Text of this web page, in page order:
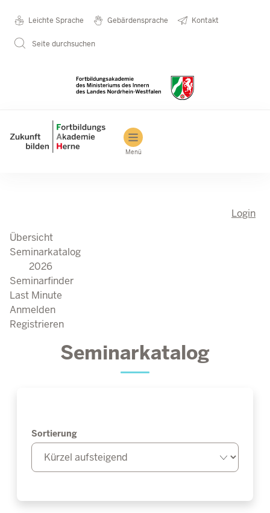
Metanavigation
Leichte Sprache Gebärdensprache Kontakt
Seite durchsuchen
Main navigation
Menü
Login
Übersicht
Seminarkatalog
2026
Seminarfinder
Last Minute
Anmelden
Registrieren
Seminarkatalog
Sortierung